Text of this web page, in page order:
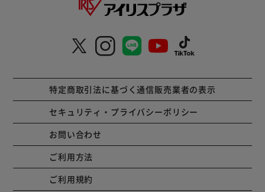
特定商取引法に基づく通信販売業者の表示
セキュリティ・プライバシーポリシー
お問い合わせ
ご利用方法
ご利用規約